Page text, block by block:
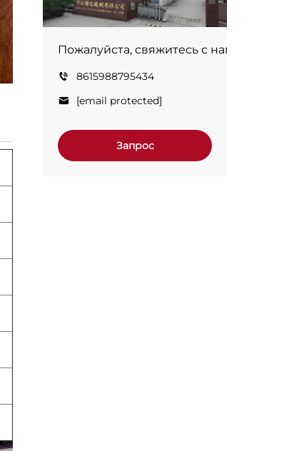
Пожалуйста, свяжитесь с нами — мы
8615988795434
[email protected]
Запрос